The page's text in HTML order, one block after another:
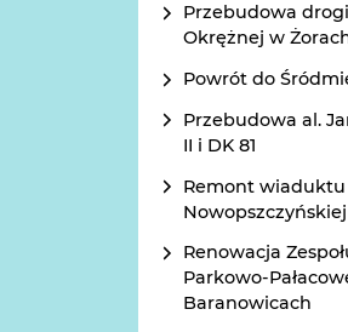
Przebudowa
Okrężnej w
Powrót do
Przebudowa al.
II i DK 81
Remont wiaduktu
Nowopszczyńskiej
Renowacja
Parkowo-
Baranowicach